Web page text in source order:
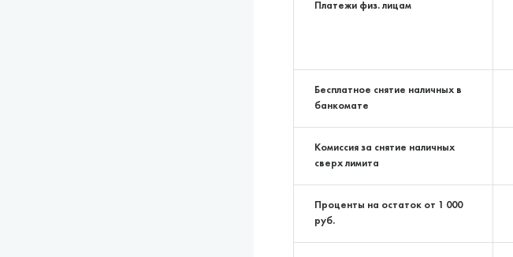
Платежи физ. лицам
Бесплатное снятие наличных в
банкомате
Комиссия за снятие наличных
сверх лимита
Проценты на остаток от 1 000
руб.